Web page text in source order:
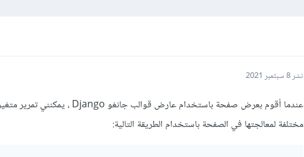
نشر8 سبتمبر 2021
مختلفة لمعالجتها في الصفحة باستخدام الطريقة التالية: